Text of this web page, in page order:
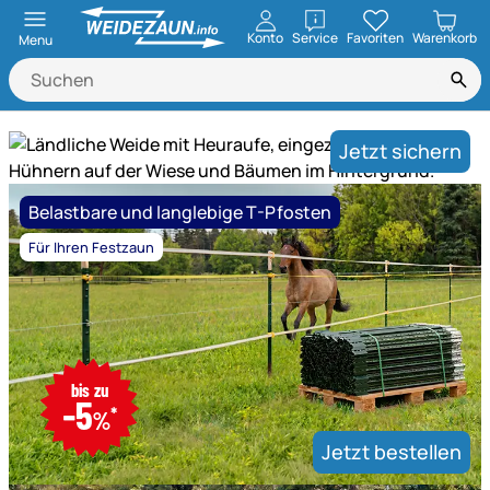
Menu Konto ServiceöffnenFavoriten Warenkorb
Weidezaun.info ist Experte für
Mega
Saison-
Schlussverkauf!
Weidezaun,
Heuraufen
und
Hühnerhaltung
-
bis
31.08.2026,
13
Uhr
Jetzt sichern
Belastbare und langlebige T-Pfosten
Für Ihren Festzaun
nur
bis
31.08.2026,
13
Uhr
bis zu
-5%*
Jetzt bestellen